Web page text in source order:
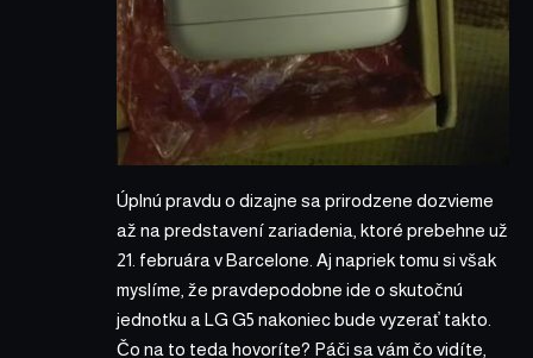
Úplnú pravdu o dizajne sa prirodzene dozvieme
až na predstavení zariadenia, ktoré prebehne už
21. februára v Barcelone. Aj napriek tomu si však
myslíme, že pravdepodobne ide o skutočnú
jednotku a LG G5 nakoniec bude vyzerať takto.
Čo na to teda hovoríte? Páči sa vám čo vidíte,